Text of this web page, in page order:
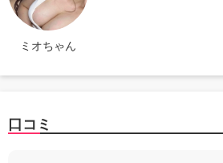
ミオちゃん
口コミ